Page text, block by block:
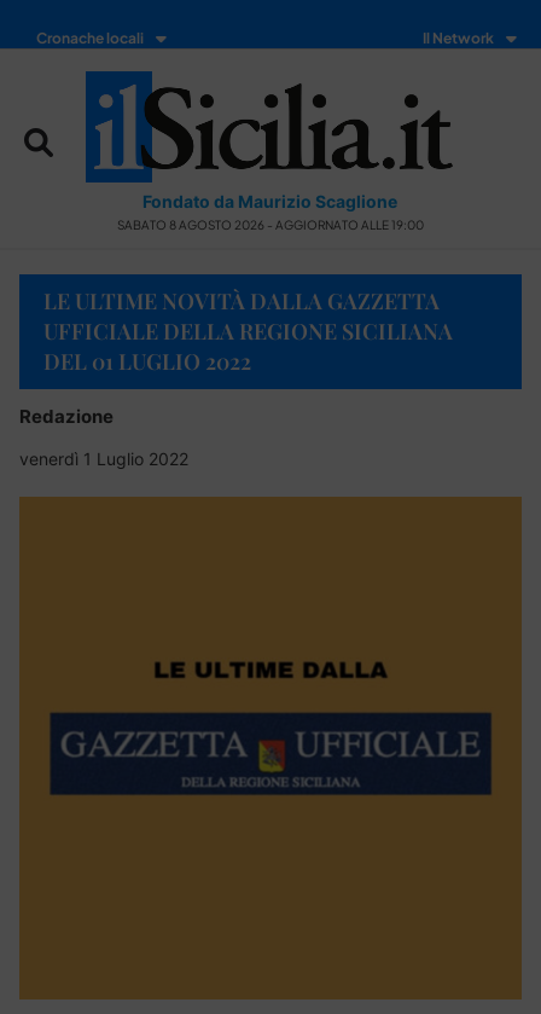
Cronache locali Il Network
Fondato da Maurizio Scaglione
SABATO 8 AGOSTO 2026 - AGGIORNATO ALLE 19:00
LE ULTIME NOVITÀ DALLA GAZZETTA
UFFICIALE DELLA REGIONE SICILIANA
DEL 01 LUGLIO 2022
Redazione
venerdì 1 Luglio 2022